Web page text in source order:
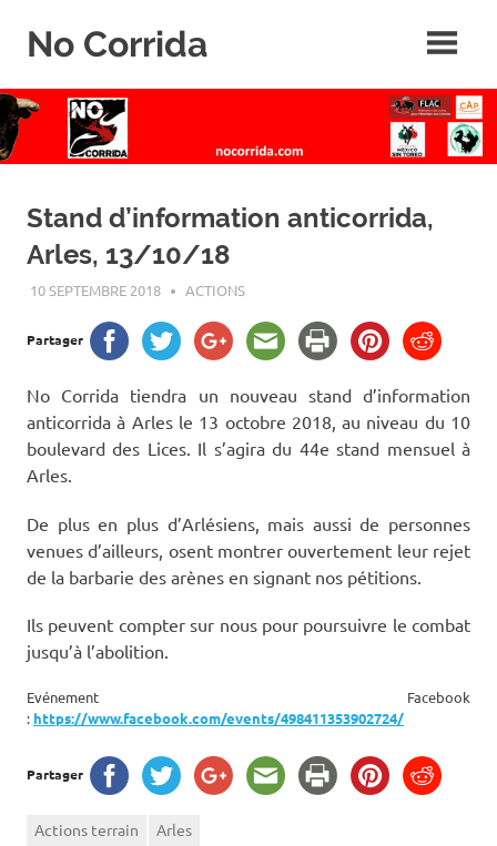
No Corrida
de
la
corrida
Stand d’information anticorrida,
Arles, 13/10/18
10 SEPTEMBRE 2018 ROGER LAHANA
ACTIONS
Partager
No Corrida tiendra un nouveau stand d’information
anticorrida à Arles le 13 octobre 2018, au niveau du 10
boulevard des Lices. Il s’agira du 44e stand mensuel à
Arles.
De plus en plus d’Arlésiens, mais aussi de personnes
venues d’ailleurs, osent montrer ouvertement leur rejet
de la barbarie des arènes en signant nos pétitions.
Ils peuvent compter sur nous pour poursuivre le combat
jusqu’à l’abolition.
Evénement Facebook
: https://www.facebook.com/events/498411353902724/
Partager
Actions terrain Arles